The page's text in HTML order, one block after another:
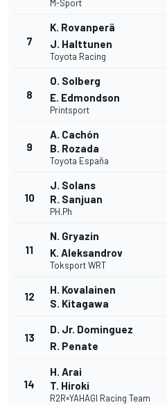
M-Sport
7
K. Rovanperä
J. Halttunen
Toyota Racing
8
O. Solberg
E. Edmondson
Printsport
9
A. Cachón
B. Rozada
Toyota España
10
J. Solans
R. Sanjuan
PH.Ph
11
N. Gryazin
K. Aleksandrov
Toksport WRT
12
H. Kovalainen
S. Kitagawa
13
D. Jr. Dominguez
R. Penate
14
H. Arai
T. Hiroki
R2R×YAHAGI Racing Team